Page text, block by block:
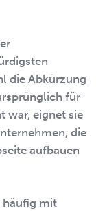
die Abkürzung
für
war, eignet sie
die
aufbauen
häufig mit